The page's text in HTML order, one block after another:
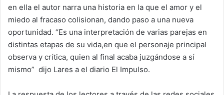
en ella el autor narra una historia en la que el amor y el
miedo al fracaso colisionan, dando paso a una nueva
oportunidad. “Es una interpretación de varias parejas en
distintas etapas de su vida,en que el personaje principal
observa y crítica, quien al final acaba juzgándose a sí
mismo” dijo Lares a el diario El Impulso.